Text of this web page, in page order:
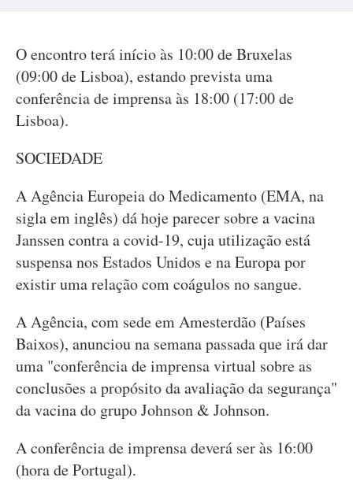
O encontro terá início às 10:00 de Bruxelas
(09:00 de Lisboa), estando prevista uma
conferência de imprensa às 18:00 (17:00 de
Lisboa).
SOCIEDADE
A Agência Europeia do Medicamento (EMA, na
sigla em inglês) dá hoje parecer sobre a vacina
Janssen contra a covid-19, cuja utilização está
suspensa nos Estados Unidos e na Europa por
existir uma relação com coágulos no sangue.
A Agência, com sede em Amesterdão (Países
Baixos), anunciou na semana passada que irá dar
uma "conferência de imprensa virtual sobre as
conclusões a propósito da avaliação da segurança"
da vacina do grupo Johnson & Johnson.
A conferência de imprensa deverá ser às 16:00
(hora de Portugal).